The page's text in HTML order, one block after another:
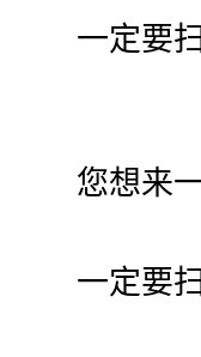
一定要扫
您想来一
一定要扫